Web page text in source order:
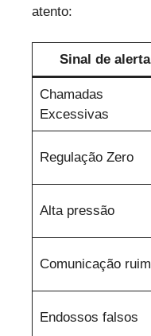
atento:
Sinal de alerta
Chamadas
Excessivas
Regulação Zero
Alta pressão
Comunicação ruim
Endossos falsos